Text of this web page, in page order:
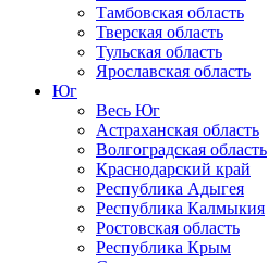
Тамбовская область
Тверская область
Тульская область
Ярославская область
Юг
Весь Юг
Астраханская область
Волгоградская область
Краснодарский край
Республика Адыгея
Республика Калмыкия
Ростовская область
Республика Крым